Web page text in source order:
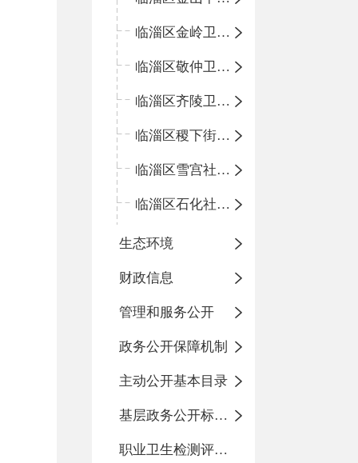
临淄区金岭卫生院
临淄区敬仲卫生院
临淄区齐陵卫生院
临淄区稷下街道淄江社区卫生服务中心
临淄区雪宫社区卫生服务中心
临淄区石化社区卫生服务中心
生态环境
财政信息
管理和服务公开
政务公开保障机制
主动公开基本目录
基层政务公开标准化目录
职业卫生检测评价信息